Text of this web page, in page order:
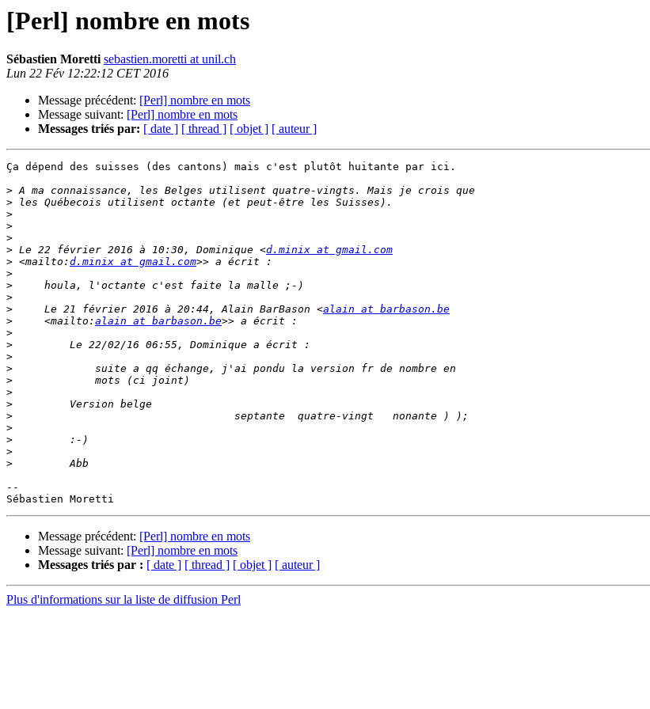
[Perl] nombre en mots
Sébastien Morettisebastien.moretti at unil.ch
Lun 22 Fév 12:22:12 CET 2016
Message précédent: [Perl] nombre en mots
Message suivant: [Perl] nombre en mots
Messages triés par: [ date ] [ thread ] [ objet ] [ auteur ]
Ça dépend des suisses (des cantons) mais c'est plutôt huitante par ici.
>
>
>
>
>
> Le 22 février 2016 à 10:30, Dominique <d.minix at gmail.com
> <mailto: d.minix at gmail.com
>
>
>
>
     Le 21 février 2016 à 20:44, Alain BarBason <
alain at barbason.be
>
     <mailto:
alain at barbason.be
>
>
>
>
>
>
>
>
>
>
>
>
--
Message précédent: [Perl] nombre en mots
Message suivant: [Perl] nombre en mots
Messages triés par : [ date ] [ thread ] [ objet ] [ auteur ]
Plus d'informations sur la liste de diffusion Perl